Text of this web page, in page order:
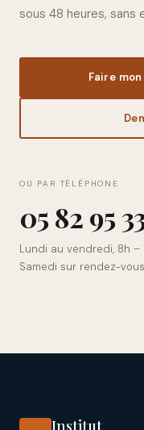
sous 48 heures, sans
Faire
OU PAR TÉLÉPHONE
0582953
Lundi au vendredi, 8h –
Samedi sur rendez-
Institut